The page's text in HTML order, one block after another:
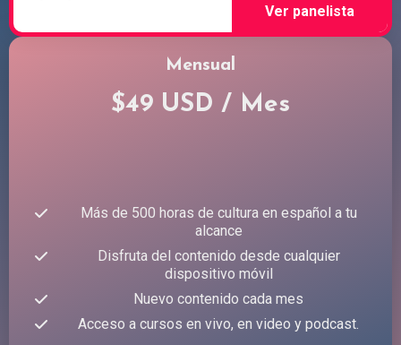
Mensual
$49 USD / Mes
Más de 500 horas de cultura en español a tu
alcance
Disfruta del contenido desde cualquier
dispositivo móvil
Nuevo contenido cada mes
Acceso a cursos en vivo, en video y podcast.